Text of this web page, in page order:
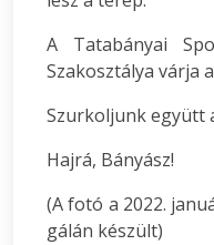
A Tatabányai
Szakosztálya várja
Szurkoljunk együtt
Hajrá, Bányász!
(A fotó a 2022.
gálán készült)